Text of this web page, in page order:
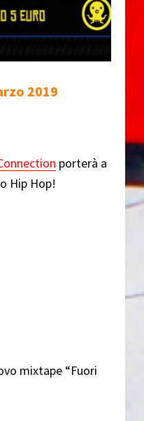
2019
porterà a
Hip Hop!
mixtape “Fuori